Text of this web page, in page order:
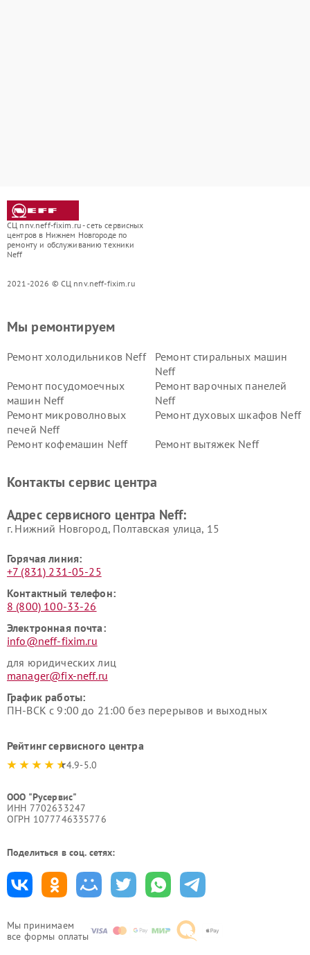
СЦ nnv.neff-fixim.ru - сеть сервисных
центров в Нижнем Новгороде по
ремонту и обслуживанию техники
Neff
2021-2026 © СЦ nnv.neff-fixim.ru
Мы принимаем
все формы оплаты
Мы ремонтируем
Ремонт холодильников Neff
Ремонт стиральных машин
Neff
Ремонт посудомоечных
машин Neff
Ремонт варочных панелей
Neff
Ремонт микроволновых
печей Neff
Ремонт духовых шкафов Neff
Ремонт кофемашин Neff Ремонт вытяжек Neff
Контакты сервис центра
Адрес сервисного центра Neff:
г. Нижний Новгород, Полтавская улица, 15
Горячая линия:
+7 (831) 231-05-25
Контактный телефон:
8 (800) 100-33-26
Электронная почта:
info@neff-fixim.ru
для юридических лиц
manager@fix-neff.ru
График работы:
ПН-ВСК с 9:00 до 21:00 без перерывов и выходных
Рейтинг сервисного центра
4.9-5.0
ООО "Русервис"
ИНН 7702633247
ОГРН 1077746335776
Поделиться в соц. сетях: